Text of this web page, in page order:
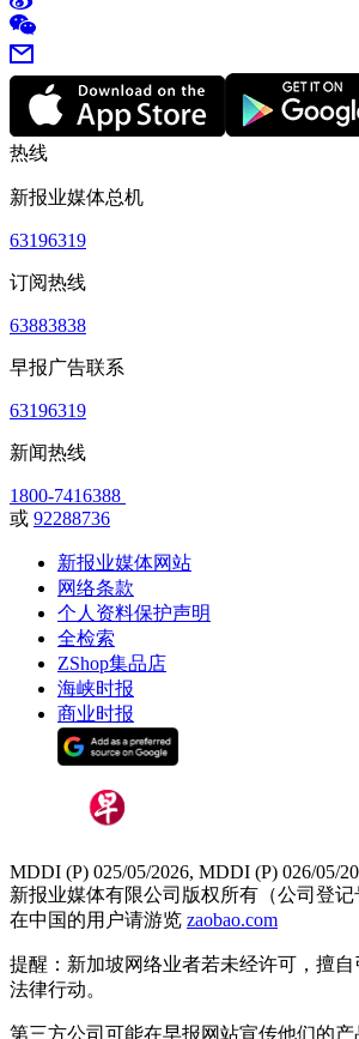
热线
新报业媒体总机
63196319
订阅热线
63883838
早报广告联系
63196319
新闻热线
1800-7416388
或 92288736
新报业媒体网站
网络条款
个人资料保护声明
全检索
ZShop集品店
海峡时报
商业时报
MDDI (P) 025/05/2026, MDDI (P) 026/05/
新报业媒体有限公司版权所有（公司登记
在中国的用户请游览 zaobao.com
提醒：新加坡网络业者若未经许可，擅
法律行动。
第三方公司可能在早报网站宣传他们的